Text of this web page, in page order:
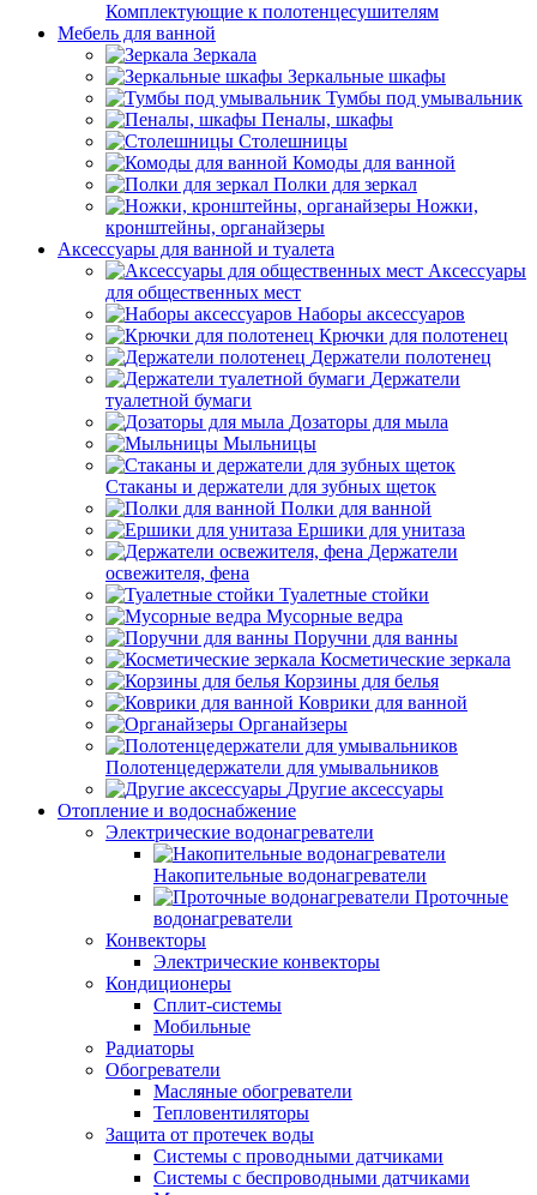
Комплектующие к полотенцесушителям
Мебель для ванной
Зеркала
Зеркальные шкафы
Тумбы под умывальник
Пеналы, шкафы
Столешницы
Комоды для ванной
Полки для зеркал
Ножки,
кронштейны, органайзеры
Аксессуары для ванной и туалета
Аксессуары
для общественных мест
Наборы аксессуаров
Крючки для полотенец
Держатели полотенец
Держатели
туалетной бумаги
Дозаторы для мыла
Мыльницы
Стаканы и держатели для зубных щеток
Полки для ванной
Ершики для унитаза
Держатели
освежителя, фена
Туалетные стойки
Мусорные ведра
Поручни для ванны
Косметические зеркала
Корзины для белья
Коврики для ванной
Органайзеры
Полотенцедержатели для умывальников
Другие аксессуары
Отопление и водоснабжение
Электрические водонагреватели
Накопительные водонагреватели
Проточные
водонагреватели
Конвекторы
Электрические конвекторы
Кондиционеры
Сплит-системы
Мобильные
Радиаторы
Обогреватели
Масляные обогреватели
Тепловентиляторы
Защита от протечек воды
Системы с проводными датчиками
Системы с беспроводными датчиками